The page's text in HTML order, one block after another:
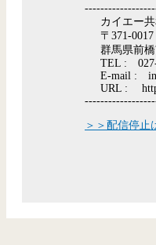
カイエー
〒371-0017
群馬県前
TEL : 027-
E-mail :
URL :
＞＞配信停止